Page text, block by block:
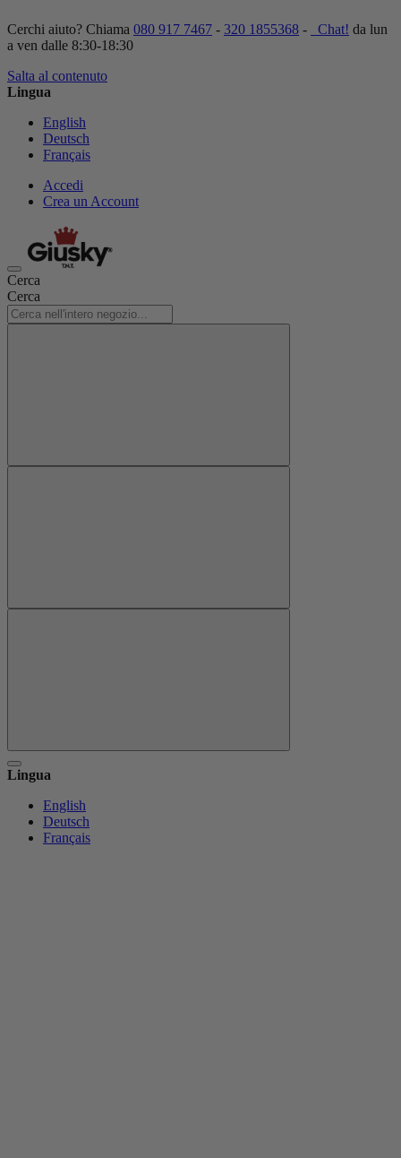
Cerchi aiuto? Chiama 080 917 7467 - 320 1855368 - Chat! da lun
a ven dalle 8:30-18:30
Salta al contenuto
Lingua
English
Deutsch
Français
Accedi
Crea un Account
Cerca
Cerca
Lingua
English
Deutsch
Français